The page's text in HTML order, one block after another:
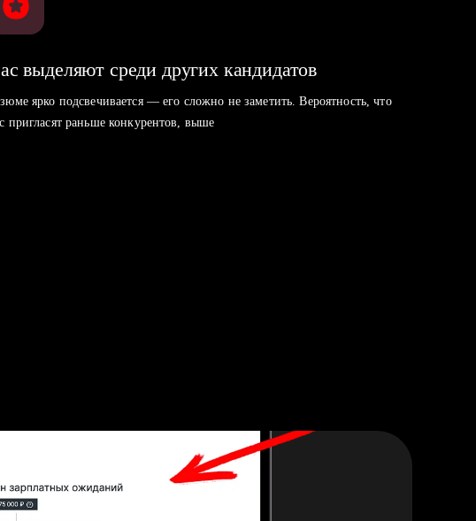
выделяют среди других кандидатов
ярко подсвечивается — его сложно не заметить. Вероятность, что
пригласят раньше конкурентов, выше